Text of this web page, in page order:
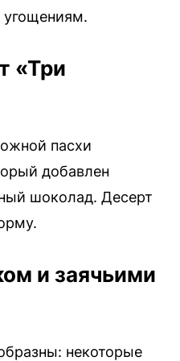
«Три
пасхи
добавлен
шоколад. Десерт
и заячьими
некоторые